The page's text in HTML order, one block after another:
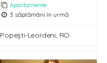
Apartamente
3 săptămâni în urmă
Popeşti-Leordeni, RO